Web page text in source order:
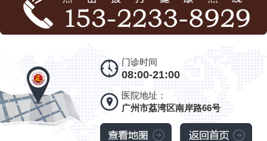
门诊时间
08:00-21:00
医院地址：
广州市荔湾区南岸路66号